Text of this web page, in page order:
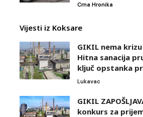
Crna Hronika
Vijesti iz Koksare
GIKIL nema
Hitna sanacija
ključ opstanka
Lukavac
GIKIL
konkurs za